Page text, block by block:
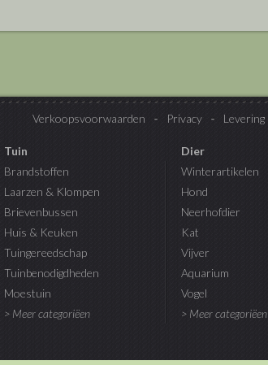
Verkoopsvoorwaarden Privacy Levering
Tuin
Brandstoffen
Laarzen & Klompen
Brievenbussen
Huis & Keuken
Tuingereedschap
Tuinbenodigdheden
Moestuin
> Meer categoriëen
Dier
Winterartikelen
Hond
Neerhofdier
Kat
Vijver
Aquarium
Vogel
> Meer categoriëen